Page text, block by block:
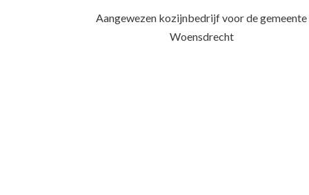
Aangewezen kozijnbedrijf voor de gemeente
Woensdrecht